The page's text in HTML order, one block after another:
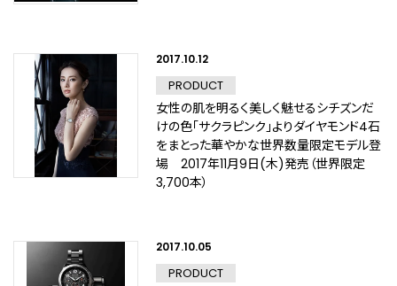
2017.10.12
PRODUCT
女性の肌を明るく美しく魅せるシチズンだ
けの色「サクラピンク」よりダイヤモンド4石
をまとった華やかな世界数量限定モデル登
場 2017年11月9日(木)発売（世界限定
3,700本）
2017.10.05
PRODUCT